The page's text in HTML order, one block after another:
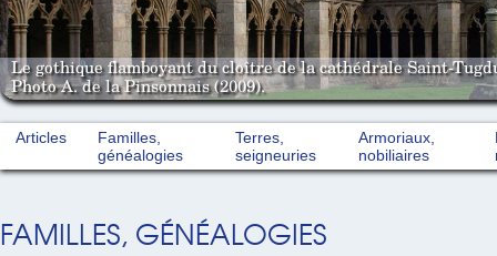
Le gothique flamboyant du cloître de la cathédrale Saint-
Photo A. de la Pinsonnais (2009).
Articles
Familles,
généalogies
Terres,
seigneuries
Armoriaux,
nobiliaires
FAMILLES, GÉNÉALOGIES